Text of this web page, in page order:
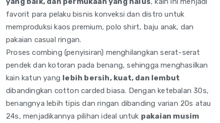
favorit para pelaku bisniskonveksi dan distro untuk
memproduksi kaos premium,polo shirt, baju anak, dan
pakaian casual ringan.
Prosescombing (penyisiran) menghilangkan serat-serat
pendekdan kotoran pada benang,sehingga menghasilkan
kain katun yang lebih bersih, kuat, dan lembut
dibandingkan cotton carded biasa. Dengan ketebalan 30s,
benangnya lebih tipis danringan dibanding varian 20s atau
24s, menjadikannya pilihan ideal untuk pakaian musim